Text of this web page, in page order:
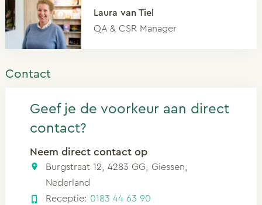
Laura van Tiel
QA & CSR Manager
Contact
Geef je de voorkeur aan direct
contact?
Neem direct contact op
Burgstraat 12, 4283 GG, Giessen,
Nederland
Receptie: 0183 44 63 90